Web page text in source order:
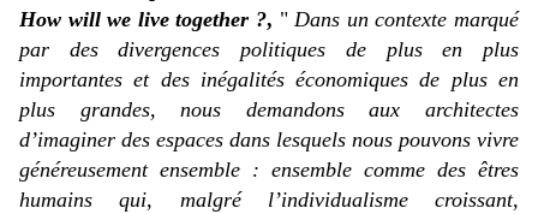
How will we live together ?, "Dans un contexte marqué
par des divergences politiques de plus en plus
importantes et des inégalités économiques de plus en
plus grandes,nous demandons aux architectes
d’imaginer des espaces dans lesquels nous pouvons vivre
généreusement ensemble : ensemble comme des êtres
humains qui, malgré l’individualisme croissant,